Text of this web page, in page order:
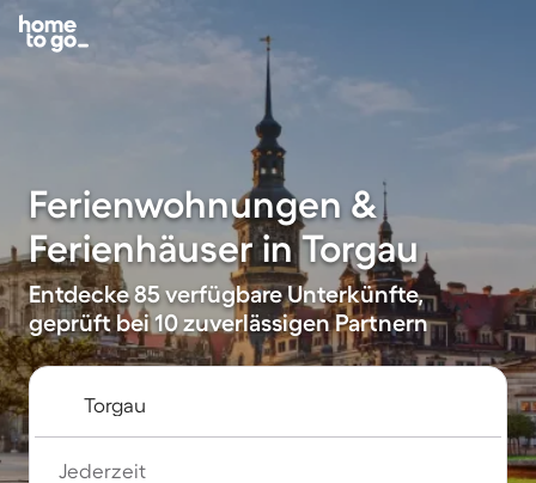
Ferienwohnungen &
Ferienhäuser in Torgau
Entdecke 85 verfügbare Unterkünfte,
geprüft bei 10 zuverlässigen Partnern
Jederzeit